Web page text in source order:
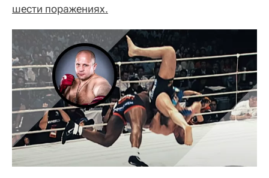
шести поражениях.